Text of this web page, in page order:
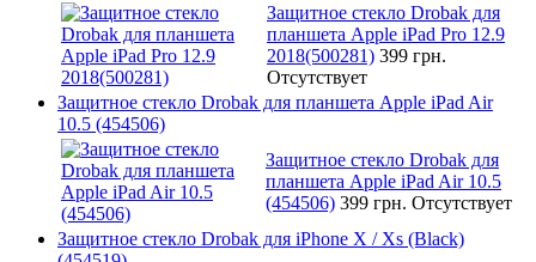
Защитное стекло Drobak для
планшета Apple iPad Pro 12.9
2018(500281) 399 грн.
Отсутствует
Защитное стекло Drobak для планшета Apple iPad Air
10.5 (454506)
Защитное стекло Drobak для
планшета Apple iPad Air 10.5
(454506) 399 грн. Отсутствует
Защитное стекло Drobak для iPhone X / Xs (Black)